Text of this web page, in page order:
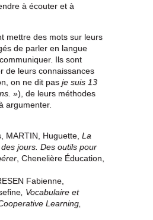
à écouter et à
mettre des mots sur leurs
de parler en langue
Ils sont
de leurs connaissances
on ne dit pas je suis 13
»), de leurs méthodes
argumenter.
MARTIN, Huguette, La
jours. Des outils pour
, Chenelière Éducation,
Fabienne,
, Vocabulaire et
Learning,